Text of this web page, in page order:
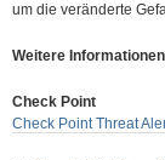
um die veränderte
Weitere
Check Point
Check Point Threat